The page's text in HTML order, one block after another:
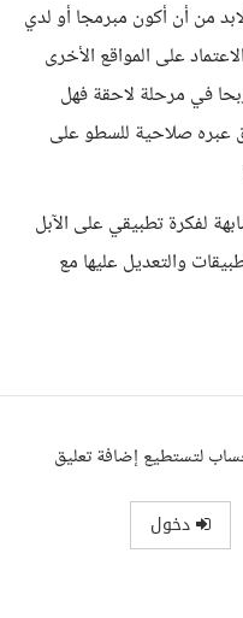
من أن أكون مبرمجا أو لدي
على المواقع الأخرى
في مرحلة لاحقة فهل
عبره صلاحية للسطو على
لفكرة تطبيقي على الآبل
والتعديل عليها مع
لتستطيع إضافة تعليق
دخول